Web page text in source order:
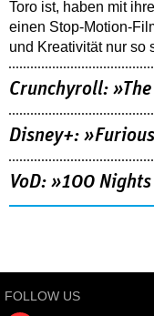
Toro ist, haben mit
einen Stop-Motion-
und Kreativität nur so
Crunchyroll:
Disney+:
VoD: »100
FOLLOW US